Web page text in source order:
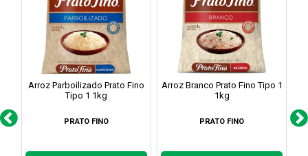
Arroz Parboilizado Prato Fino
Tipo 1 1kg
PRATO FINO
Arroz Branco Prato Fino Tipo 1
1kg
PRATO FINO